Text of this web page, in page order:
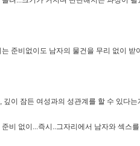
준비없이도 남자의 물건을 무리 없이 받
깊이 잠든 여성과의 성관계를 할 수 있다는
비 없이...즉시..그자리에서 남자와 섹스